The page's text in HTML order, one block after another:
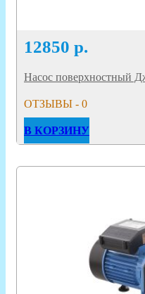
12850 р.
Насос поверхностный
ОТЗЫВЫ - 0
В КОРЗИНУ